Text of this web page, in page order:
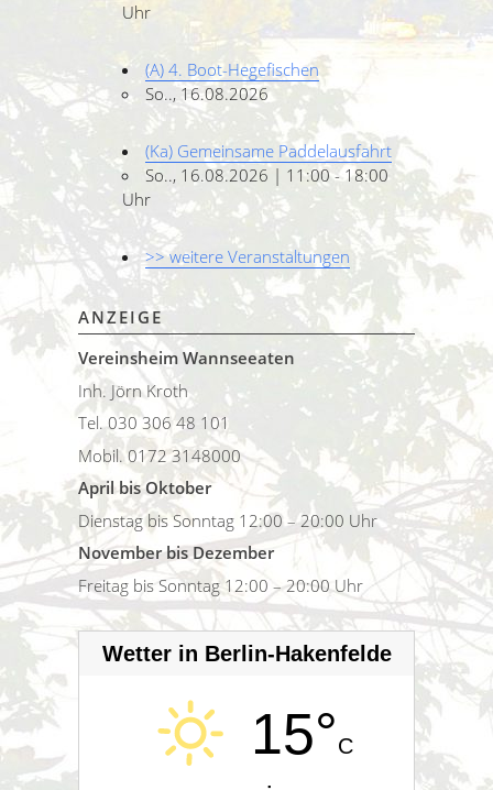
Uhr
(A) 4. Boot-Hegefischen
So.., 16.08.2026
(Ka) Gemeinsame Paddelausfahrt
So.., 16.08.2026 | 11:00 - 18:00
Uhr
>> weitere Veranstaltungen
ANZEIGE
Vereinsheim Wannseeaten
Inh. Jörn Kroth
Tel. 030 306 48 101
Mobil. 0172 3148000
April bis Oktober
Dienstag bis Sonntag 12:00 – 20:00 Uhr
November bis Dezember
Freitag bis Sonntag 12:00 – 20:00 Uhr
Wetter in Berlin-Hakenfelde
15°C